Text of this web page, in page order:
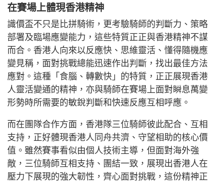
在賽場上體現香港精神
識價盃不只是比拼騎術，更考驗騎師的判斷力、策略
部署及臨場應變能力，這些特質正正與香港精神不謀
而合。香港人向來以反應快、思維靈活、懂得隨機應
變見稱，面對挑戰總能迅速作出判斷，找出最佳方法
應對。這種「食腦、轉數快」的特質，正正展現香港
人靈活變通的精神，亦與騎師在賽場上面對瞬息萬變
形勢時所需要的敏銳判斷和快速反應互相呼應。
而在團隊合作方面，香港隊三位騎師彼此配合、互相
支持，正好體現香港人同舟共濟、守望相助的核心價
值。雖然賽事看似由個人技術主導，但面對海外強
敵，三位騎師互相支持、團結一致，展現出香港人在
壓力下展現的強大韌性，齊心面對挑戰，這份精神正